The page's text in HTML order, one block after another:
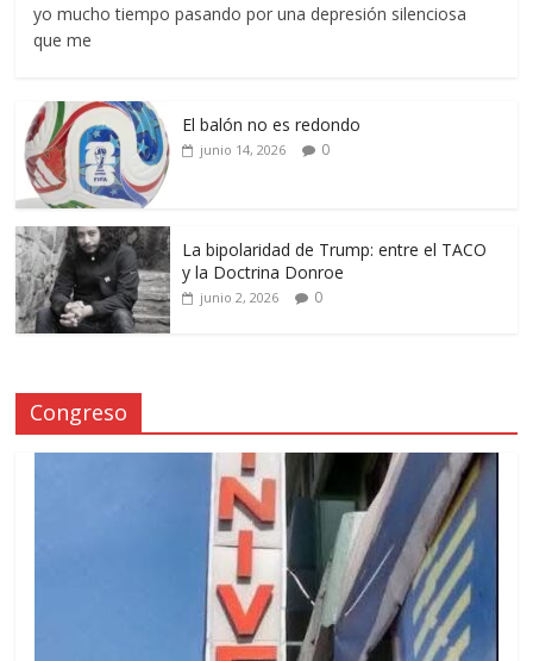
yo mucho tiempo pasando por una depresión silenciosa
que me
El balón no es redondo
junio 14, 2026 0
La bipolaridad de Trump: entre el TACO
y la Doctrina Donroe
junio 2, 2026 0
Congreso